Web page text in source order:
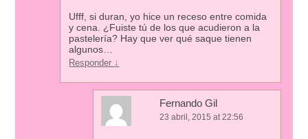
Ufff, si duran, yo hice un receso entre comida
y cena. ¿Fuiste tú de los que acudieron a la
pastelería? Hay que ver qué saque tienen
algunos…
Responder ↓
Fernando Gil
23 abril, 2015 at 22:56